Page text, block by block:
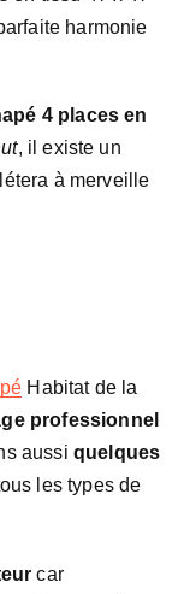
harmonie
4 places en
, il existe un
à merveille
Habitat de la
professionnel
aussi quelques
les types de
car